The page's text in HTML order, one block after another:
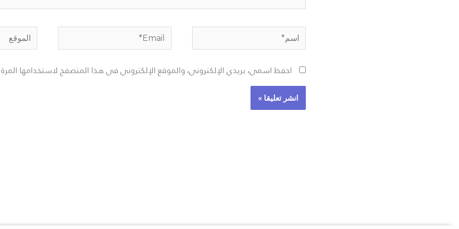
اسم* Email* الموقع
احفظ اسمي، بريدي الإلكتروني، والموقع الإلكتروني في هذا المتصفح لاستخدامها